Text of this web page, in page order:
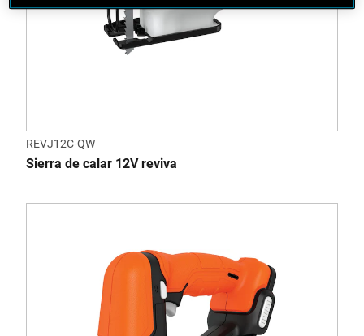
REVJ12C-QW
Sierra de calar 12V reviva